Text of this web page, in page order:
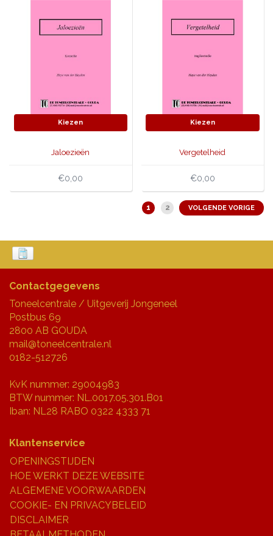
Kiezen
Jaloezieën
€0,00
Kiezen
Vergetelheid
€0,00
1 2 VOLGENDE VORIGE
Contactgegevens
Toneelcentrale / Uitgeverij Jongeneel
Postbus 69
2800 AB GOUDA
mail@toneelcentrale.nl
0182-512726
KvK nummer: 29004983
BTW nummer: NL.0017.05.301.B01
Iban: NL28 RABO 0322 4333 71
Klantenservice
OPENINGSTIJDEN
HOE WERKT DEZE WEBSITE
ALGEMENE VOORWAARDEN
COOKIE- EN PRIVACYBELEID
DISCLAIMER